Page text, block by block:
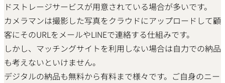
ドストレージサービスが用意されている場合が多いです。
カメラマンは撮影した写真をクラウドにアップロードして顧
客にそのURLをメールやLINEで連絡する仕組みです。
しかし、マッチングサイトを利用しない場合は自力での納品
も考えないといけません。
デジタルの納品も無料から有料まで様々です。ご自身のニー